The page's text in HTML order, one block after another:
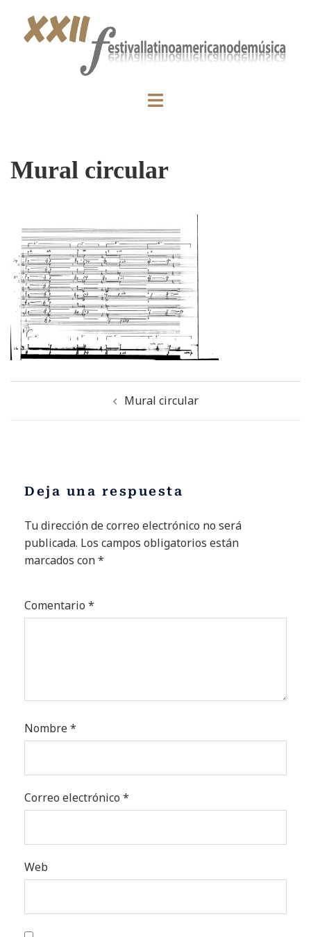
Mural circular
Mural circular
Deja una respuesta
Tu dirección de correo electrónico no será
publicada. Los campos obligatorios están
marcados con*
Comentario *
Nombre*
Correo electrónico *
Web
Alternative: